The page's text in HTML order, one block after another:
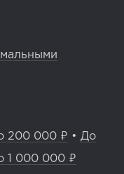
200 000 ₽ • До
1 000 000 ₽